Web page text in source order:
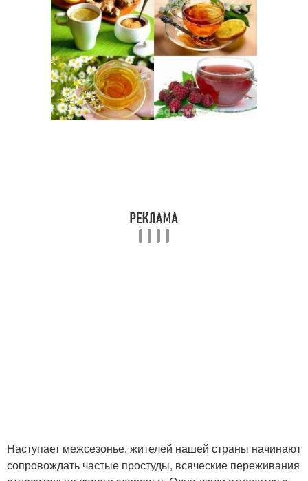
Наступает межсезонье, жителей нашей страны начинают
сопровождать частые простуды, всяческие переживания